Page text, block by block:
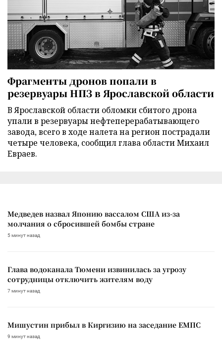
Фрагменты дронов попали в
резервуары НПЗ в Ярославской области
В Ярославской области обломки сбитого дрона
упали в резервуары нефтеперерабатывающего
завода, всего в ходе налета на регион пострадали
четыре человека, сообщил глава области Михаил
Евраев.
Медведев назвал Японию вассалом США из-за
молчания о сбросившей бомбы стране
5 минут назад
Глава водоканала Тюмени извинилась за угрозу
сотрудницы отключить жителям воду
7 минут назад
Мишустин прибыл в Киргизию на заседание ЕМПС
9 минут назад